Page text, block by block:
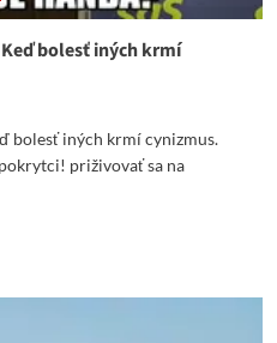
bolesť iných krmí
bolesť iných krmí cynizmus.
priživovať sa na